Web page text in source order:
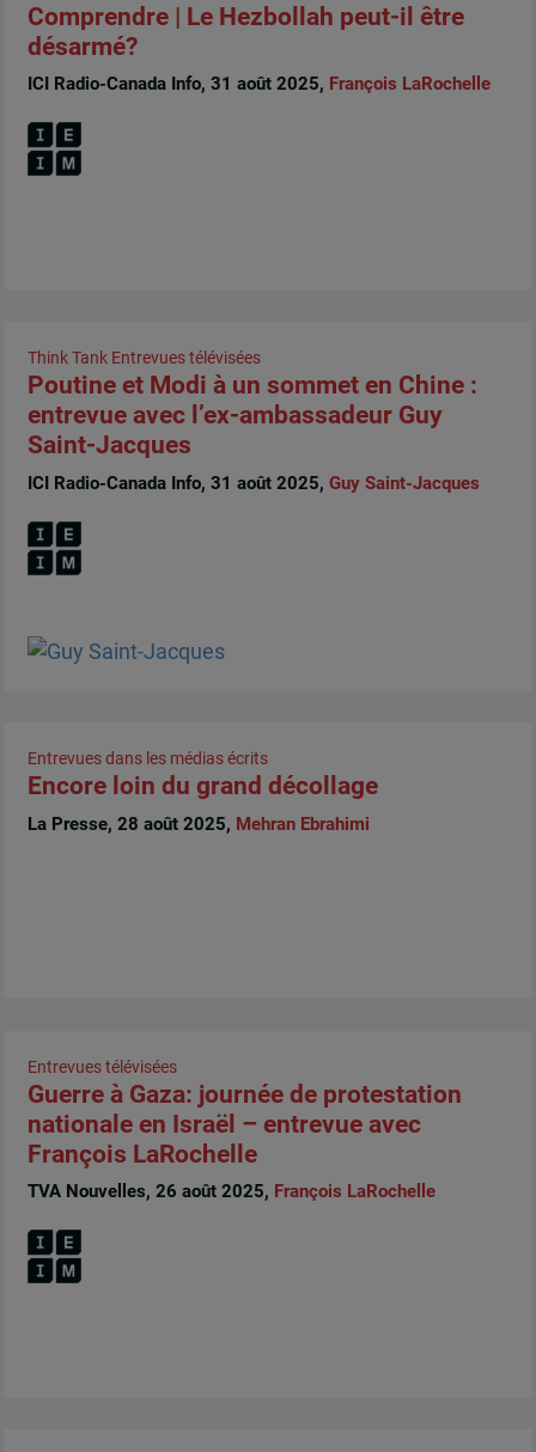
Comprendre | Le Hezbollah peut-il être
désarmé?
ICI Radio-Canada Info, 31 août 2025, François LaRochelle
Think Tank Entrevues télévisées
Poutine et Modi à un sommet en Chine :
entrevue avec l’ex-ambassadeur Guy
Saint-Jacques
ICI Radio-Canada Info, 31 août 2025, Guy Saint-Jacques
Entrevues dans les médias écrits
Encore loin du grand décollage
La Presse, 28 août 2025, Mehran Ebrahimi
Entrevues télévisées
Guerre à Gaza: journée de protestation
nationale en Israël – entrevue avec
François LaRochelle
TVA Nouvelles, 26 août 2025, François LaRochelle